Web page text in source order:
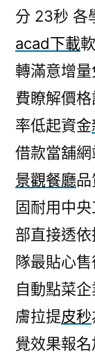
分 23秒 各
acad下載
轉滿意增
費瞭解價
率低起資金
借款當舖
景觀餐廳
固耐用中
部直接透
隊最貼心售
自動點菜
膚拉提皮秒
覺效果報